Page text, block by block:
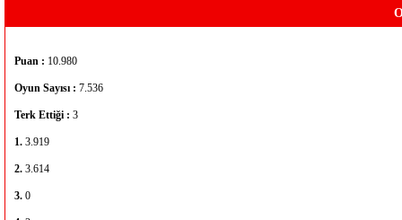
Puan : 10.980
Oyun Sayısı : 7.536
Terk Ettiği : 3
1. 3.919
2. 3.614
3. 0